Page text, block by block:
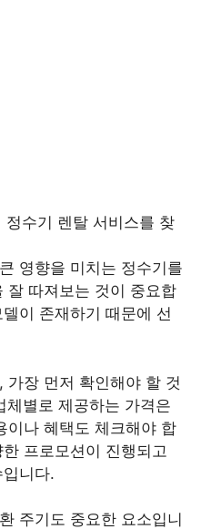
정수기 렌탈 서비스를 찾
영향을 미치는 정수기를
잘 따져보는 것이 중요합
이 존재하기 때문에 선
가장 먼저 확인해야 할 것
체별로 제공하는 가격은
이나 혜택도 체크해야 합
프로모션이 진행되고
니다.
주기도 중요한 요소입니